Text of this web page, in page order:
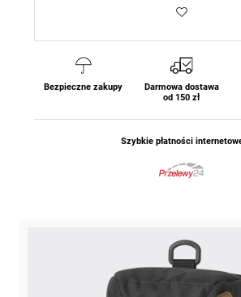
Bezpieczne zakupy
Darmowa dostawa
od 150 zł
Szybkie płatności